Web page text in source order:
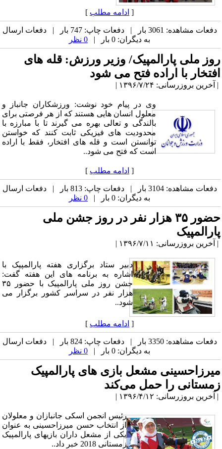
[ ادامه مطلب ]
دفعات مشاهده: 3061 بار | دفعات چاپ: 747 بار | دفعات ارسال
به دیگران: 0 بار |
0 نظر
روز ملی پارالمپیک/ وزیر ورزش: قله های
افتخار با اراده فتح می شود
| آخرین بروزرسانی: ۱۳۹۶/۷/۲۴ |
وی در پیام خود نوشت: ورزشکاران جانباز و
معلول انسان ‌هایی هستند که از هر فرصتی برای
بالندگی و تعالی بهره می ‌گیرند تا با مبارزه با
محدودیت های فیزیکی ثابت کنند که خواستن
توانستن است و قله ‌های افتخار، فقط با اراده
است که فتح می ‌شود..
[ ادامه مطلب ]
دفعات مشاهده: 3104 بار | دفعات چاپ: 813 بار | دفعات ارسال
به دیگران: 0 بار |
0 نظر
حضور ۳۵ هزار نفر در روز جشن ملی
پارالمپیک
| آخرین بروزرسانی: ۱۳۹۶/۷/۱۱ |
دبیر ستاد برگزاری هفته پارالمپیک با
اشاره به برنامه های این هفته گفت:
جشن روز ملی پارالمپیک با حضور ۳۵
هزار نفر در سراسر کشور برگزار می
شود..
[ ادامه مطلب ]
دفعات مشاهده: 3350 بار | دفعات چاپ: 824 بار | دفعات ارسال
به دیگران: 0 بار |
0 نظر
میرزاحسینی مشعل بازی های پارالمپیک
زمستانی را حمل می‌کند
| آخرین بروزرسانی: ۱۳۹۶/۴/۱۲ |
رئیس انجمن اسکی جانبازان و معلولان
از انتخاب حسن میرزاحسینی به عنوان
یکی از مشعل داران بازیهای پارالمپیک
زمستانی 2018 خبر داد..